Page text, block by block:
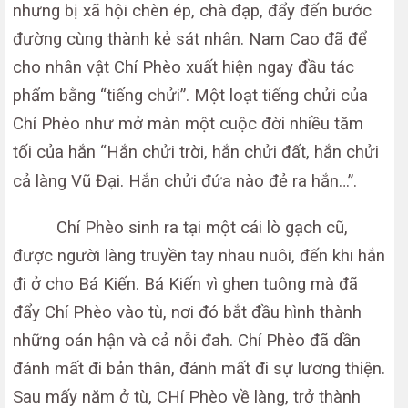
nhưng bị xã hội chèn ép, chà đạp, đẩy đến bước
đường cùng thành kẻ sát nhân. Nam Cao đã để
cho nhân vật Chí Phèo xuất hiện ngay đầu tác
phẩm bằng “tiếng chửi”. Một loạt tiếng chửi của
Chí Phèo như mở màn một cuộc đời nhiều tăm
tối của hắn “Hắn chửi trời, hắn chửi đất, hắn chửi
cả làng Vũ Đại. Hắn chửi đứa nào đẻ ra hắn…”.
Chí Phèo sinh ra tại một cái lò gạch cũ,
được người làng truyền tay nhau nuôi, đến khi hắn
đi ở cho Bá Kiến. Bá Kiến vì ghen tuông mà đã
đẩy Chí Phèo vào tù, nơi đó bắt đầu hình thành
những oán hận và cả nỗi đah. Chí Phèo đã dần
đánh mất đi bản thân, đánh mất đi sự lương thiện.
Sau mấy năm ở tù, CHí Phèo về làng, trở thành